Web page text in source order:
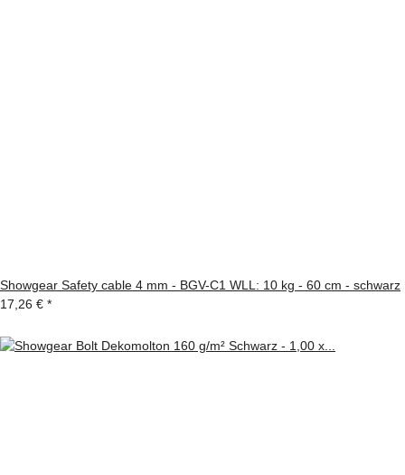
Showgear Safety cable 4 mm - BGV-C1 WLL: 10 kg - 60 cm - schwarz
17,26 € *